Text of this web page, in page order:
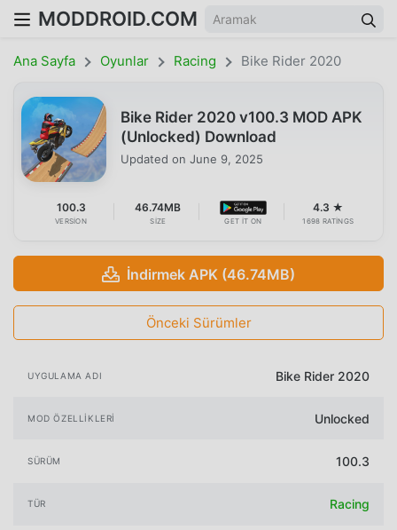
MODDROID.COM
Ana Sayfa Oyunlar Racing Bike Rider 2020
Bike Rider 2020 v100.3 MOD APK
(Unlocked) Download
Updated on June 9, 2025
100.3
VERSION
46.74MB
SIZE GET IT ON
4.3 ★
1698 RATINGS
İndirmek APK (46.74MB)
Önceki Sürümler
UYGULAMA ADI Bike Rider 2020
MOD ÖZELLIKLERI Unlocked
SÜRÜM 100.3
TÜR Racing